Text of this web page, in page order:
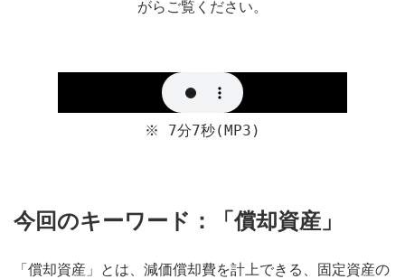
がらご覧ください。
※ 7分7秒(MP3)
今回のキーワード：「償却資産」
「償却資産」とは、減価償却費を計上できる、固定資産の